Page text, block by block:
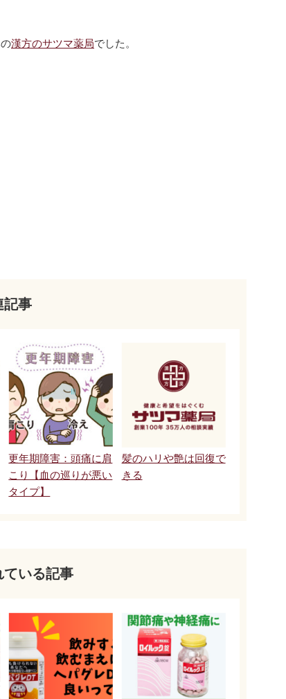
漢方のサツマ薬局でした。
記事
更年期障害：頭痛に肩
こり【血の巡りが悪い
タイプ】
髪のハリや艶は回復で
きる
ている記事